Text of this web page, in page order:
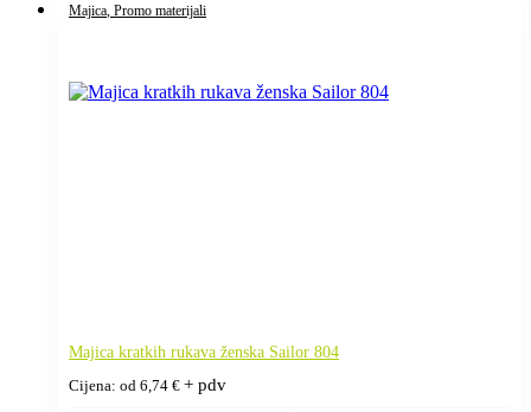
Majica, Promo materijali
Majica kratkih rukava ženska Sailor 804
Cijena: od 6,74 € + pdv